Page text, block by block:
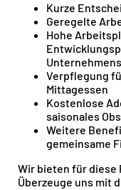
Kurze
Geregelte
Hohe
Unternehmens
Verpflegung
Mittagessen
Kostenlose
saisonales
Weitere
gemeinsame
Wir bieten für diese
Überzeuge uns mit